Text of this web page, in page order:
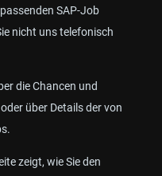
SAP-Job
nicht uns telefonisch
die Chancen und
über Details der von
zeigt, wie Sie den